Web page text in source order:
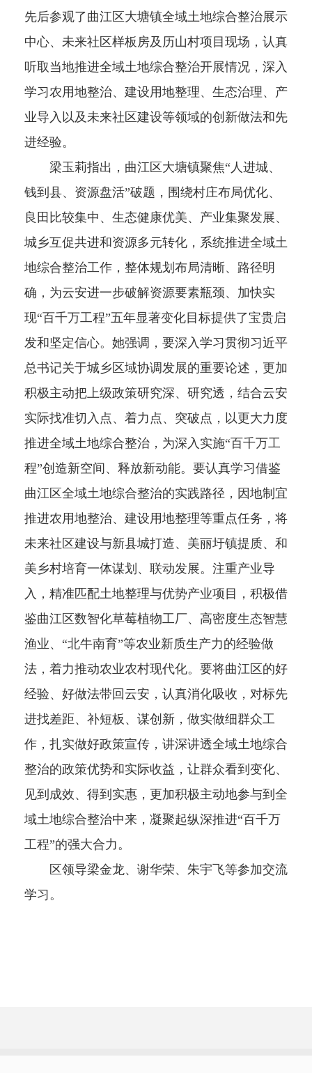
先后参观了曲江区大塘镇全域土地综合整治展示
中心、未来社区样板房及历山村项目现场，认真
听取当地推进全域土地综合整治开展情况，深入
学习农用地整治、建设用地整理、生态治理、产
业导入以及未来社区建设等领域的创新做法和先
进经验。
梁玉莉指出，曲江区大塘镇聚焦“人进城、
钱到县、资源盘活”破题，围绕村庄布局优化、
良田比较集中、生态健康优美、产业集聚发展、
城乡互促共进和资源多元转化，系统推进全域土
地综合整治工作，整体规划布局清晰、路径明
确，为云安进一步破解资源要素瓶颈、加快实
现“百千万工程”五年显著变化目标提供了宝贵启
发和坚定信心。她强调，要深入学习贯彻习近平
总书记关于城乡区域协调发展的重要论述，更加
积极主动把上级政策研究深、研究透，结合云安
实际找准切入点、着力点、突破点，以更大力度
推进全域土地综合整治，为深入实施“百千万工
程”创造新空间、释放新动能。要认真学习借鉴
曲江区全域土地综合整治的实践路径，因地制宜
推进农用地整治、建设用地整理等重点任务，将
未来社区建设与新县城打造、美丽圩镇提质、和
美乡村培育一体谋划、联动发展。注重产业导
入，精准匹配土地整理与优势产业项目，积极借
鉴曲江区数智化草莓植物工厂、高密度生态智慧
渔业、“北牛南育”等农业新质生产力的经验做
法，着力推动农业农村现代化。要将曲江区的好
经验、好做法带回云安，认真消化吸收，对标先
进找差距、补短板、谋创新，做实做细群众工
作，扎实做好政策宣传，讲深讲透全域土地综合
整治的政策优势和实际收益，让群众看到变化、
见到成效、得到实惠，更加积极主动地参与到全
域土地综合整治中来，凝聚起纵深推进“百千万
工程”的强大合力。
区领导梁金龙、谢华荣、朱宇飞等参加交流
学习。